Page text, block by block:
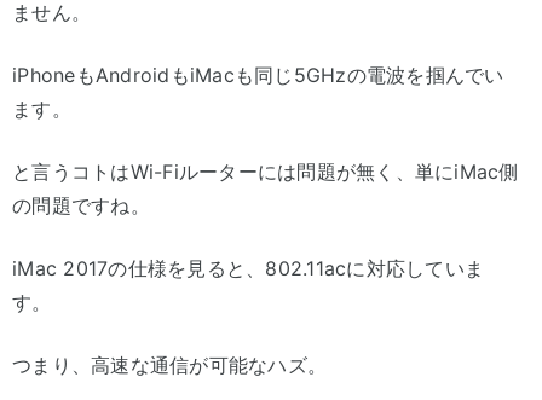
ません。
iPhoneもAndroidもiMacも同じ5GHzの電波を掴んでい
ます。
と言うコトはWi-Fiルーターには問題が無く、単にiMac側
の問題ですね。
iMac 2017の仕様を見ると、802.11acに対応していま
す。
つまり、高速な通信が可能なハズ。